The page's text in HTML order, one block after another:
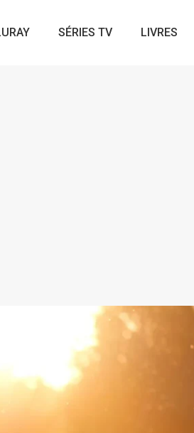
SÉRIES TV LIVRES